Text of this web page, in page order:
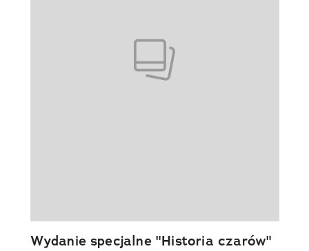
Wydanie specjalne "Historia czarów"